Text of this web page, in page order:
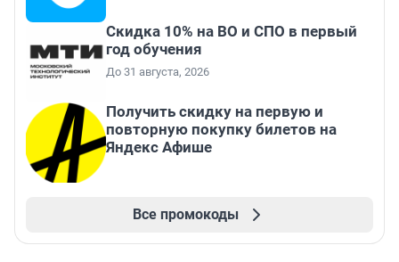
Скидка 10% на ВО и СПО в первый
год обучения
До 31 августа, 2026
Получить скидку на первую и
повторную покупку билетов на
Яндекс Афише
Все промокоды